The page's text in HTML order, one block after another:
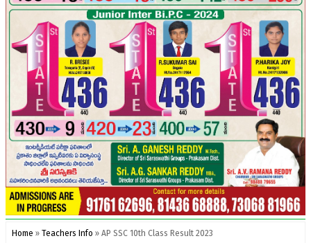
Home » Teachers Info » AP SSC 10th Class Result 2023